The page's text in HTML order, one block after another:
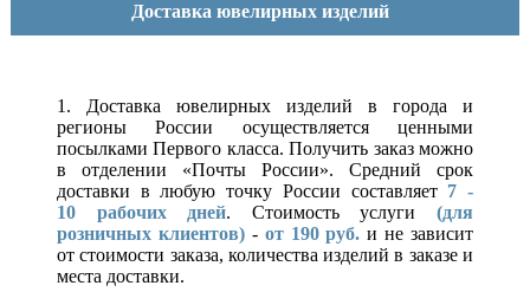
Доставка ювелирных изделий
1. Доставка ювелирных изделий в города и
регионы России осуществляется ценными
посылками Первого класса. Получить заказ можно
в отделении «Почты России». Средний срок
доставки в любую точку России составляет 7 -
10 рабочих дней. Стоимость услуги(для
розничных клиентов)- от 190 руб. и не зависит
от стоимости заказа, количества изделий в заказе и
места доставки.